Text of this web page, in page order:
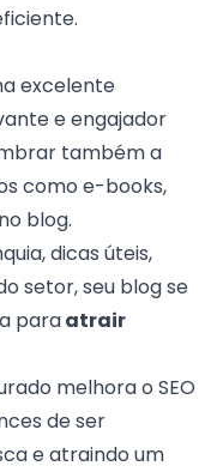
excelente
e engajador
também a
como e-books,
blog.
dicas úteis,
setor, seu blog se
paraatrair
melhora o SEO
de ser
e atraindo um